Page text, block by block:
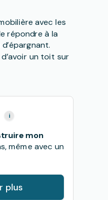
avec les
répondre à la
un toit sur
mon
même avec un
plus
i